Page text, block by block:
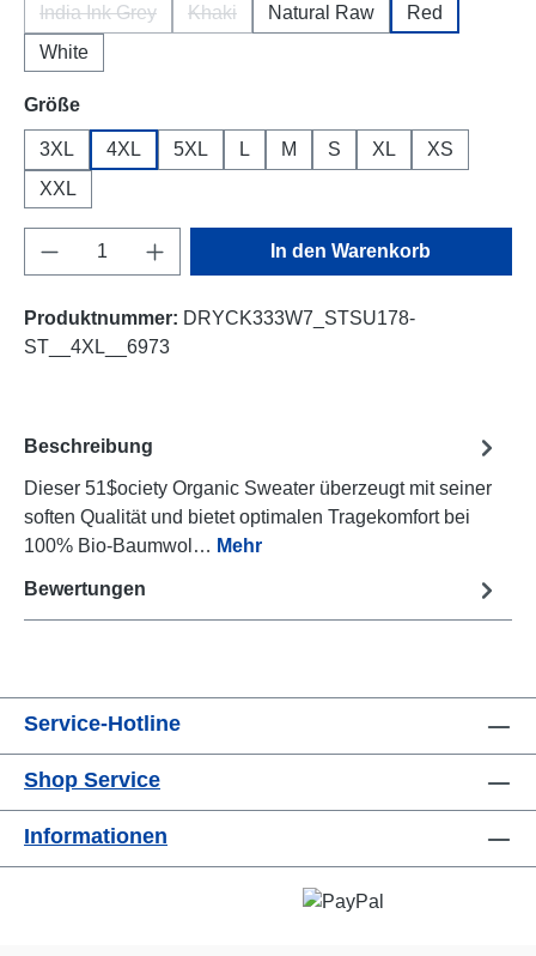
India Ink Grey
(Diese Option ist zurzeit nicht verfügbar.)
Khaki
(Diese Option ist zurzeit nicht verfügbar.)
Natural Raw
Red
White
Größeauswählen
3XL 4XL 5XL L M S XL
XS
XXL
Produkt Anzahl: Gib den gewünschten
In den Warenkorb
Produktnummer: DRYCK333W7_STSU178-
ST__4XL__6973
Beschreibung
Dieser 51$ociety Organic Sweater überzeugt mit seiner
soften Qualität und bietet optimalen Tragekomfort bei
100% Bio-Baumwol… Mehr
Bewertungen
Service-Hotline
Shop Service
Informationen